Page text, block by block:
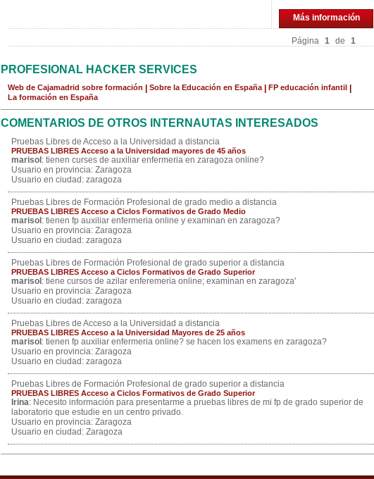
Más información
Página 1 de 1
PROFESIONAL HACKER SERVICES
Web de Cajamadrid sobre formación Sobre la Educación en España FP educación infantil
La formación en España
COMENTARIOS DE OTROS INTERNAUTAS INTERESADOS
Pruebas Libres de Acceso a la Universidad a distancia
PRUEBAS LIBRES Acceso a la Universidad mayores de 45 años
marisol : tienen curses de auxiliar enfermeria en zaragoza online?
Usuario en provincia: Zaragoza
Usuario en ciudad: zaragoza
Pruebas Libres de Formación Profesional de grado medio a distancia
PRUEBAS LIBRES Acceso a Ciclos Formativos de Grado Medio
marisol : tienen fp auxiliar enfermeria online y examinan en zaragoza?
Usuario en provincia: Zaragoza
Usuario en ciudad: zaragoza
Pruebas Libres de Formación Profesional de grado superior a distancia
PRUEBAS LIBRES Acceso a Ciclos Formativos de Grado Superior
marisol : tiene cursos de azilar enferemeria online; examinan en zaragoza'
Usuario en provincia: Zaragoza
Usuario en ciudad: zaragoza
Pruebas Libres de Acceso a la Universidad a distancia
PRUEBAS LIBRES Acceso a la Universidad Mayores de 25 años
marisol : tienen fp auxiliar enfermeria online? se hacen los examens en zaragoza?
Usuario en provincia: Zaragoza
Usuario en ciudad: zaragoza
Pruebas Libres de Formación Profesional de grado superior a distancia
PRUEBAS LIBRES Acceso a Ciclos Formativos de Grado Superior
Irina: Necesito información para presentarme a pruebas libres de mi fp de grado superior de
laboratorio que estudie en un centro privado.
Usuario en provincia: Zaragoza
Usuario en ciudad: Zaragoza